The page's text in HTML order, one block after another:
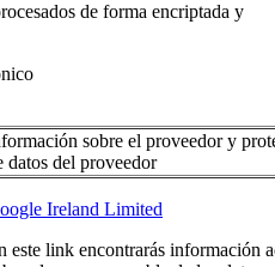
de forma encriptada y
sobre el proveedor y
datos del proveedor
Ireland Limited
este link encontrarás información